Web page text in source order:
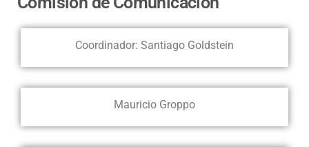
Coordinador: Santiago Goldstein
Mauricio Groppo